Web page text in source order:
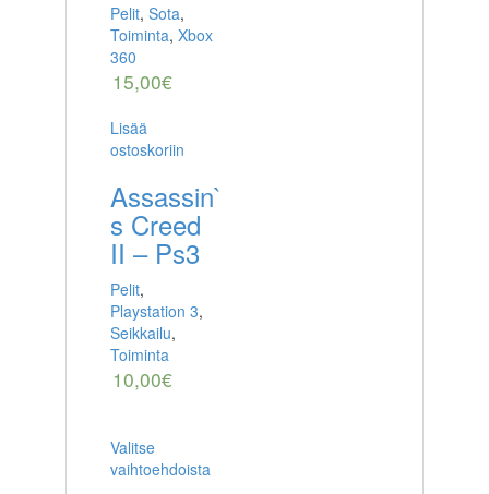
Pelit, Sota,
Toiminta, Xbox
360
15,00€
Lisää
ostoskoriin
Assassin`
s Creed
II – Ps3
Pelit,
Playstation 3,
Seikkailu,
Toiminta
10,00€
Valitse
vaihtoehdoista